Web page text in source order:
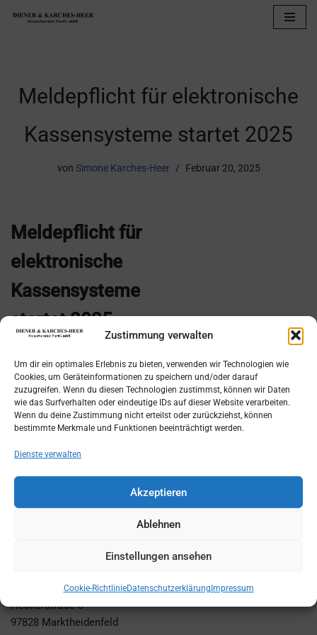
Zustimmung verwalten
Um dir ein optimales Erlebnis zu bieten, verwenden wir Technologien wie
Cookies, um Geräteinformationen zu speichern und/oder darauf
zuzugreifen. Wenn du diesen Technologien zustimmst, können wir Daten
wie das Surfverhalten oder eindeutige IDs auf dieser Website verarbeiten.
Wenn du deine Zustimmung nicht erteilst oder zurückziehst, können
bestimmte Merkmale und Funktionen beeinträchtigt werden.
Dienste verwalten
Akzeptieren
Ablehnen
Einstellungen ansehen
Cookie-RichtlinieDatenschutzerklärung Impressum
Meldepflicht für elektronische
Kassensysteme startet 2025
von Simone Karches-Heer Februar 20, 2025
Meldepflicht für
elektronische
Kassensysteme
startet 2025
615Downloads
Jetzt herunterladen!
DIENER & KARCHES-HEER Steuerberater PartG mbB
Heckerstraße 3
97828 Marktheidenfeld